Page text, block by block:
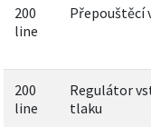
200
line
Přepouštěcí
200
line
Regulátor
tlaku